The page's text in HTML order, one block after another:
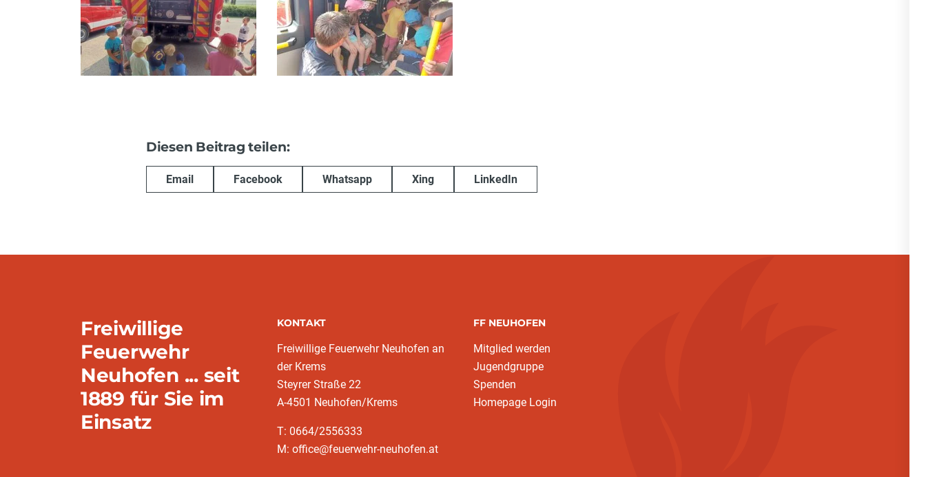
Diesen Beitrag teilen:
Email Facebook Whatsapp Xing LinkedIn
Freiwillige
Feuerwehr
Neuhofen ... seit
1889 für Sie im
Einsatz
KONTAKT
Freiwillige Feuerwehr Neuhofen an
der Krems
Steyrer Straße 22
A-4501 Neuhofen/Krems
T: 0664/2556333
M: office@feuerwehr-neuhofen.at
FF NEUHOFEN
Mitglied werden
Jugendgruppe
Spenden
Homepage Login